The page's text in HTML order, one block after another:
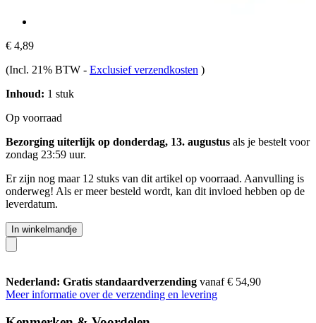
€ 4,89
(Incl. 21% BTW - Exclusief verzendkosten )
Inhoud: 1 stuk
Op voorraad
Bezorging uiterlijk op donderdag, 13. augustus als je bestelt voor
zondag 23:59 uur.
Er zijn nog maar 12 stuks van dit artikel op voorraad. Aanvulling is
onderweg! Als er meer besteld wordt, kan dit invloed hebben op de
leverdatum.
In winkelmandje
Nederland: Gratis standaardverzending vanaf € 54,90
Meer informatie over de verzending en levering